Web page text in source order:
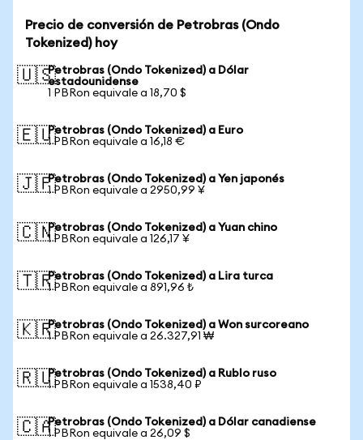
Precio de conversión de Petrobras (Ondo
Tokenized) hoy
🇺🇸Petrobras (Ondo Tokenized) a Dólar
estadounidense
1 PBRon equivale a 18,70 $
🇪🇺Petrobras (Ondo Tokenized) a Euro
1 PBRon equivale a 16,18 €
🇯🇵Petrobras (Ondo Tokenized) a Yen japonés
1 PBRon equivale a 2950,99 ¥
🇨🇳Petrobras (Ondo Tokenized) a Yuan chino
1 PBRon equivale a 126,17 ¥
🇹🇷Petrobras (Ondo Tokenized) a Lira turca
1 PBRon equivale a 891,96 ₺
🇰🇷Petrobras (Ondo Tokenized) a Won surcoreano
1 PBRon equivale a 26.327,91 ₩
🇷🇺Petrobras (Ondo Tokenized) a Rublo ruso
1 PBRon equivale a 1538,40 ₽
🇨🇦Petrobras (Ondo Tokenized) a Dólar canadiense
1 PBRon equivale a 26,09 $